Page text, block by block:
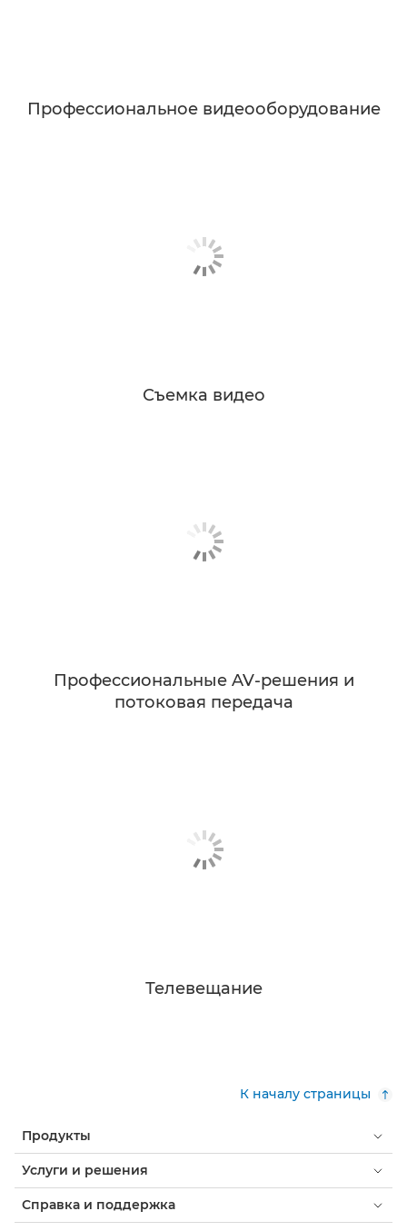
Профессиональное видеооборудование
Съемка видео
Профессиональные AV-решения и
потоковая передача
Телевещание
К началу страницы
Продукты
Услуги и решения
Справка и поддержка